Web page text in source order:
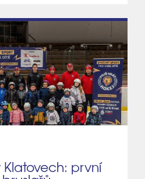
první